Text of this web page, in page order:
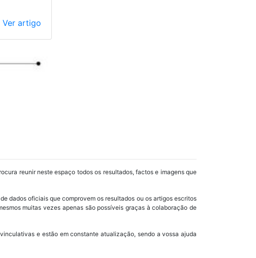
Ver artigo
reunir neste espaço todos os resultados, factos e imagens que
dados oficiais que comprovem os resultados ou os artigos escritos
muitas vezes apenas são possíveis graças à colaboração de
e estão em constante atualização, sendo a vossa ajuda